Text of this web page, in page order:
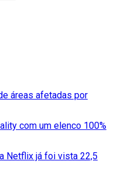
áreas afetadas por
com um elenco 100%
Netflix já foi vista 22,5